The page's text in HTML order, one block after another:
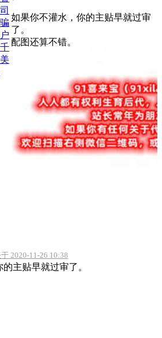
如果你不灌水，你的主贴早就过审
了。
配图还算不错。
2020-11-26 10:38
主贴早就过审了。